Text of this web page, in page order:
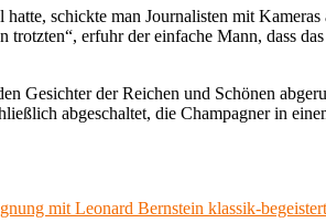
schickte man Journalisten mit
trotzten“, erfuhr der einfache Mann, dass
Gesichter der Reichen und Schönen
abgeschaltet, die Champagner in
mit Leonard Bernstein klassik-